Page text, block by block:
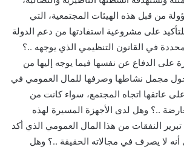
من قبل هذه الهيئات المجتمعية، التي
على مشروعية استفادتها من دعم الدولة
في القانون التنظيمي الذي يوجهه ..؟
على الدفاع عن نفسها فيما يوجه إليها من
مجمل نشاطها وصرفها للمال العمومي في
على عاتقها اتجاه المجتمع، سواء كانت من
..؟ وهل لدى الأجهزة المسيرة لهذه
النفقات من هذا المال العمومي الذي أكد
أنه لا يصرف في مجالاته الحقيقة ..؟ وهل